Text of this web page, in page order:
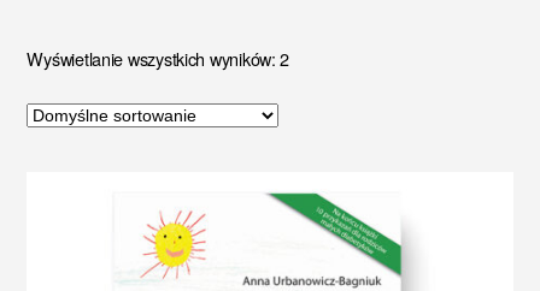
Wyświetlanie wszystkich wyników: 2